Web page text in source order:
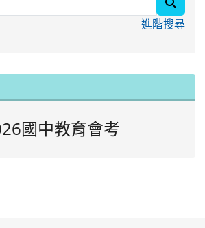
進階搜尋
國中教育會考